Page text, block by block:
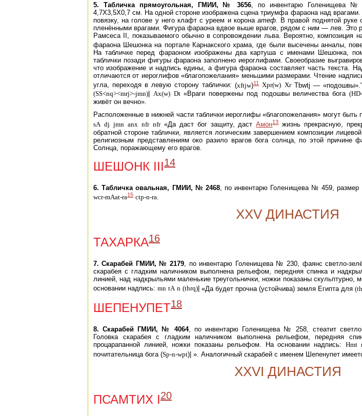
5. Табличка прямоугольная, ГМИИ, № 3656 , по инвентарю Голенищева №
4,7X3,5X0,7 см. На одной стороне изображена сцена триумфа фараона над
повязку, на голове у него клафт с уреем и корона атеф . В правой поднятой
пленёнными врагами. Фигура фараона вдвое выше врагов, рядом с ним — лев. Это
Рамсеса II, показываемого обычно в сопровождении льва. Вероятно, композиция
фараона Шешонка на портале Карнакского храма, где были высечены анналы,
На табличке перед фараоном изображены два картуша с именами Шешонка,
таблички позади фигуры фараона заполнено иероглифами. Своеобразие
что изображение и надпись едины, а фигура фараона составляет часть текста.
отличаются от иероглифов «благопожелания» меньшими размерами. Чтение
угла, переходя в левую сторону таблички:(xftjw)11 Xpr(w) Xr Tbwtj —
(SS<nq><mrj>-jmn)| Ax(w) Dt«Враги повержены под подошвы величества бога
живёт он вечно».
Расположенные в нижней части таблички иероглифы «благопожелания» могут
sA dj jmn anx nfr nfr«Да даст бог защиту, дастАмон13жизнь прекрасную,
обратной стороне таблички, является логическим завершением композиции
религиозным представлениям око разило врагов бога солнца, по этой причине
Солнца, поражающему его врагов.
ШЕШОНК III14
6. Табличка овальная, ГМИИ, № 2468 , по инвентарю Голенищева № 459,
wcr-mAat-ra15 ctp-n-ra.
XXV ДИНАСТИЯ
ТАХАРКА16
7. Скарабей ГМИИ, № 2179, по инвентарю Голенищева № 230, фаянс светло-
скарабея с гладким наличником выполнена рельефом, передняя спинка и
линией, над надкрыльями маленькие треугольнички, ножки показаны скульптурно,
основании надпись: mn tA n (thrq) «Да будет прочна (устойчива) земля Египта для
ШЕПЕНУПЕТ18
8. Скарабей ГМИИ, № 4064, по инвентарю Голенищева № 258, стеатит
Головка скарабея с гладким наличником выполнена рельефом, передняя
процарапанной линией, ножки показаны рельефом. На основании надпись: Hmt
почитательница бога (Sp-n-wpt)| ». Аналогичный скарабей с именем Шепенупет
XXVI ДИНАСТИЯ
ПСАМТИХ I20